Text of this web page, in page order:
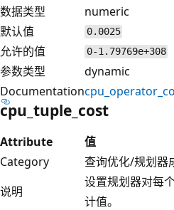
数据类型
numeric
默认值
0.0025
允许的值 0-1.79769e+308
参数类型
dynamic
Documentation
cpu_tuple_cost
Attribute
值
Category
查询优化/规划器
说明
设置规划器对每
计值。